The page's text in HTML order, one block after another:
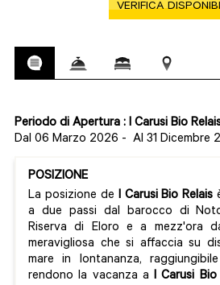
VERIFICA
Periodo di Apertura : I Carusi Bio
Dal 06 Marzo 2026 - Al 31 Dicembre
POSIZIONE
La posizione de I Carusi Bio Relais
a due passi dal barocco di
Riserva di Eloro e a mezz'ora
meravigliosa che si affaccia su
mare in lontananza,
rendono la vacanza a I Carusi Bio